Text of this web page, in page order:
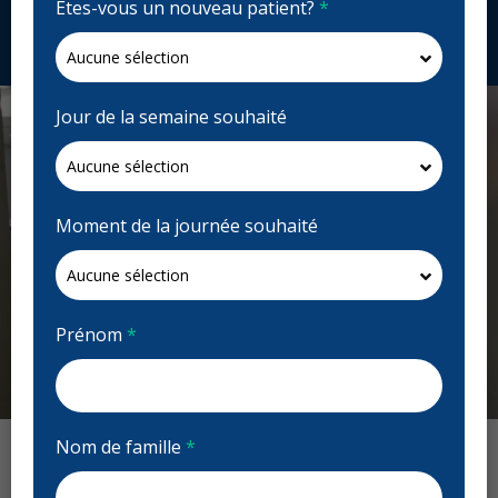
Demandez un rendez-vous
Previous
Avis : Saddletowne Dental
Êtes-vous un nouveau patient? *
Jour de la semaine souhaité
Moment de la journée souhaité
Prénom *
Nom de famille *